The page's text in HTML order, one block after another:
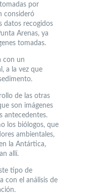
por
consideró
datos recogidos
Arenas, ya
tomadas.
con un
a la vez que
de las otras
son imágenes
antecedentes.
los biólogos, que
ambientales,
la Antártica,
allí.
tipo de
con el análisis de